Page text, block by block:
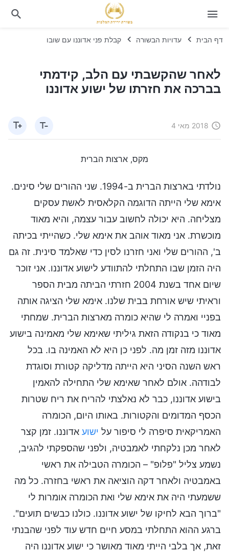
דף הבית עדויות הבשורה קבלת פני אדוננו עם שובו
לאחר שהקשבתי עם הלב, קידמתי
בברכה את חזרתו של ישוע אדוננו
2018 מאי 4
מקס, ארצות הברית
נולדתי בארצות הברית ב-1994. שני ההורים שלי סינים.
אימא שלי הייתה הדוגמה הקלאסית לאשת עסקים
מצליחה. היא יכולה לחשוב עבור עצמה, והיא מאוד
מוכשרת. אני מאוד אוהב את אימא שלי. כשהייתי בכיתה
ב', ההורים שלי ואני חזרנו לסין כדי שאלמד סינית. זה גם
היה הזמן שבו התחלתי להתוודע לישוע אדוננו. אני זוכר
שיום אחד בשנת 2004 חזרתי הביתה מבית הספר
וראיתי שיש אורחת בבית שלנו. אימא שלי הציגה אותה
בפניי ואמרה לי שהיא כומרה מארצות הברית. שמחתי
מאוד כי בנקודה הזאת גיליתי שאימא שלי מאמינה בישוע
אדוננו מזה זמן מה. לפני כן היא לא האמינה בו. בכל
ראש השנה הסיני היא הייתה מדליקה קטורת וסוגדת
לבודהה. אולם לאחר שאימא שלי התחילה להאמין
בישוע אדוננו, כבר לא נאלצתי להריח את ריח שטרות
הכסף המדומים והקטורות. באותו היום, הכומרה
האמריקאית סיפרה לי סיפור על ישוע אדוננו. זמן קצר
לאחר מכן נלקחתי לאמבטיה, ולפני שהספקתי להגיב,
נשמע צליל "פלופ" – הכומרה הטבילה את ראשי
באמבטיה ולאחר דקה הוציאה את ראשי בחזרה. כל מה
ששמעתי היה את אימא שלי ואת הכומרה אומרות לי
"ברוך הבא לחיקו של ישוע אדוננו. כולנו כבשים תועים".
ברגע ההוא התחלתי במסע חיים חדש עוד לפני שהבנתי
זאת, אך בלבי הייתי מאוד מאושר כי ישוע אדוננו היה